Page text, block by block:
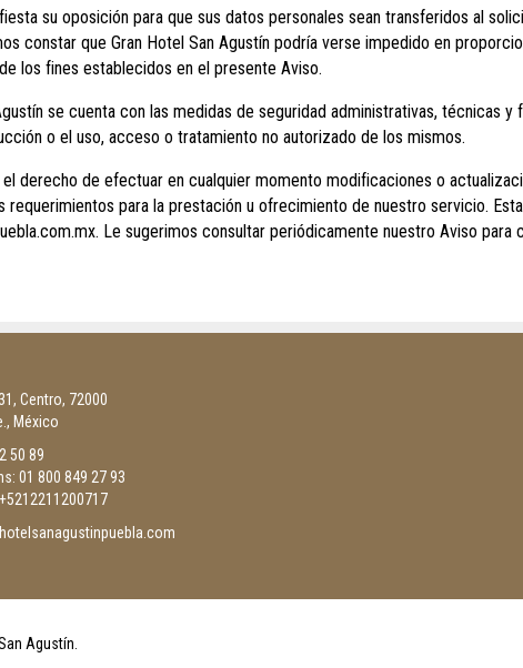
su oposición para que sus datos personales sean transferidos al
constar que Gran Hotel San Agustín podría verse impedido en
los fines establecidos en el presente Aviso.
se cuenta con las medidas de seguridad administrativas,
o el uso, acceso o tratamiento no autorizado de los mismos.
derecho de efectuar en cualquier momento modificaciones o
requerimientos para la prestación u ofrecimiento de nuestro servicio.
Le sugerimos consultar periódicamente nuestro Aviso para
Centro, 72000
México
50 89
01 800 849 27 93
Agustín.